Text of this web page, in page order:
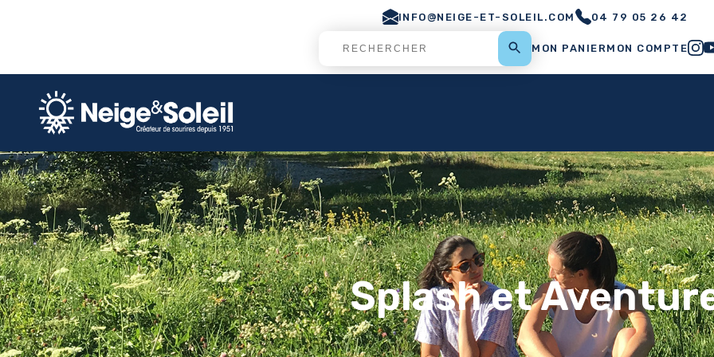
INFO@NEIGE-ET-SOLEIL.COM 04 79 05 26 42
MON PANIERMON COMPTE
Splash et